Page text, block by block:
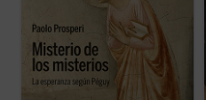
llevan al autor de este ...(ver ficha)